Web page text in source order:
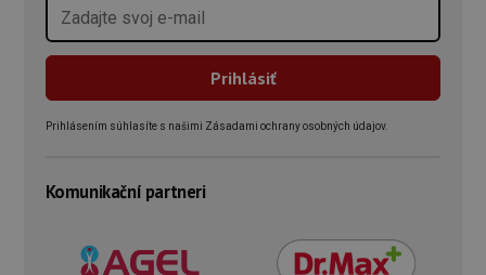
Prihlásením súhlasíte s našimi Zásadami ochrany osobných údajov.
Komunikační partneri